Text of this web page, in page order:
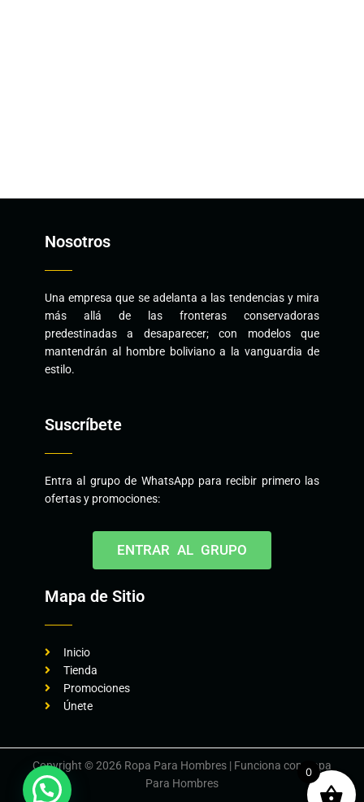
Nosotros
Una empresa que se adelanta a las tendencias y mira
más allá de las fronteras conservadoras
predestinadas a desaparecer; con modelos que
mantendrán al hombre boliviano a la vanguardia de
estilo.
Suscríbete
Entra al grupo de WhatsApp para recibir primero las
ofertas y promociones:
ENTRAR AL GRUPO
Mapa de Sitio
Inicio
Tienda
Promociones
Únete
Copyright © 2026 Ropa Para Hombres | Funciona con Ropa
Para Hombres
0